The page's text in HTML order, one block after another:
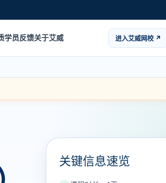
学员反馈关于艾威 进入艾威网校 ↗
关键信息速览